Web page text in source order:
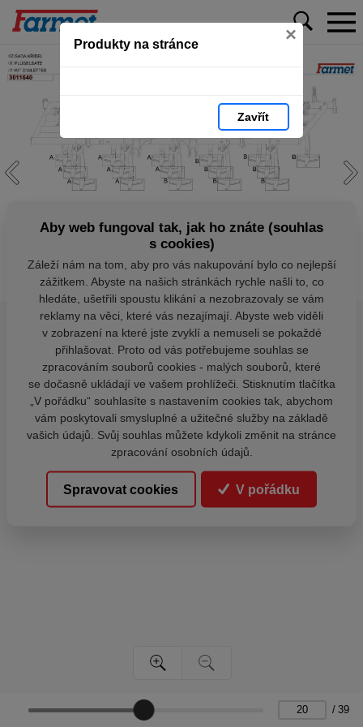
Produkty na stránce ×
Zavřít
/ 39
Aby web fungoval tak, jak ho znáte (souhlas
s cookies)
Záleží nám na tom, aby pro vás nakupování bylo co nejlepší
zážitkem. Abyste na našich stránkách rychle našli to, co
hledáte, ušetřili spoustu klikání a nezobrazovaly se vám
reklamy na věci, které vás nezajímají. Abyste web viděli
v zobrazení na které jste zvyklí a nemuseli se pokaždé
přihlašovat. Proto od vás potřebujeme souhlas se
zpracováním souborů cookies - malých souborů, které
se dočasně ukládají ve vašem prohlížeči. Stisknutím tlačítka
„V pořádku“ souhlasíte s nastavením cookies tak, abychom
vám poskytovali smysluplné a užitečné služby na základě
vašich údajů. Svůj souhlas můžete kdykoli změnit na stránce
zpracování osobních údajů.
Spravovat cookies V pořádku